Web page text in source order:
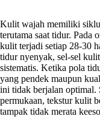
Kulit wajah memiliki
terutama saat tidur. Pada
kulit terjadi setiap 28-30
tidur nyenyak, sel-sel
sistematis. Ketika pola
yang pendek maupun
ini tidak berjalan
permukaan, tekstur kulit
tampak tidak merata